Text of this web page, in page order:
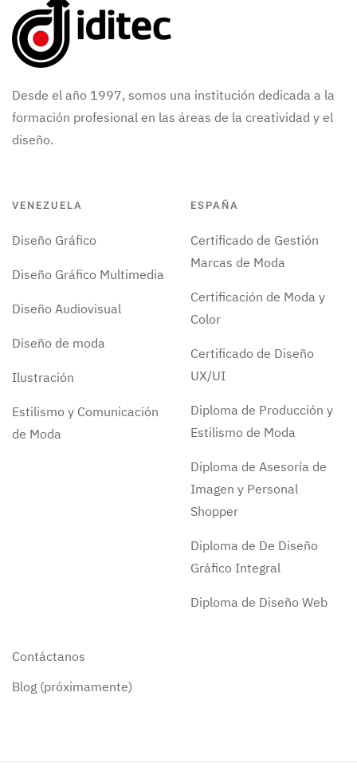
Desde el año 1997, somos una institución dedicada a la
formación profesional en las áreas de la creatividad y el
diseño.
VENEZUELA
Diseño Gráfico
Diseño Gráfico Multimedia
Diseño Audiovisual
Diseño de moda
Ilustración
Estilismo y Comunicación
de Moda
ESPAÑA
Certificado de Gestión
Marcas de Moda
Certificación de Moda y
Color
Certificado de Diseño
UX/UI
Diploma de Producción y
Estilismo de Moda
Diploma de Asesoría de
Imagen y Personal
Shopper
Diploma de De Diseño
Gráfico Integral
Diploma de Diseño Web
Contáctanos
Blog (próximamente)